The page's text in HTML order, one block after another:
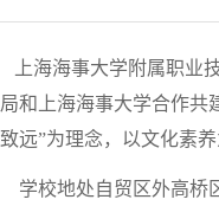
上海海事大学附属职业
局和上海海事大学合作共
致远”为理念，以文化素
学校地处自贸区外高桥